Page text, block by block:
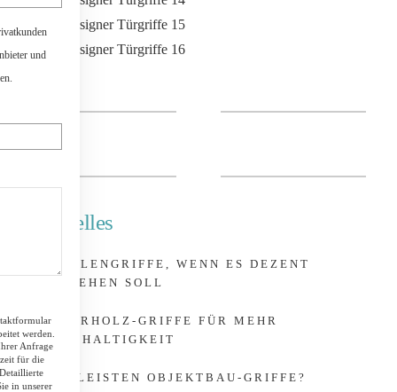
Aktuelles
SCHALENGRIFFE, WENN ES DEZENT
AUSSEHEN SOLL
NATURHOLZ-GRIFFE FÜR MEHR
NACHHALTIGKEIT
WAS LEISTEN OBJEKTBAU-GRIFFE?
und
werden.
Anfrage
für die
in unserer